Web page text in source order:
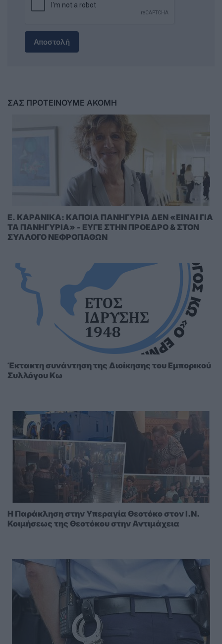
Αποστολή
ΣΑΣ ΠΡΟΤΕΙΝΟΥΜΕ ΑΚΟΜΗ
E. KAΡΑΝΙΚΑ: ΚΑΠΟΙΑ ΠΑΝΗΓΥΡΙΑ ΔΕΝ «ΕΙΝΑΙ ΓΙΑ
ΤΑ ΠΑΝΗΓΥΡΙΑ» - ΕΥΓΕ ΣΤΗΝ ΠΡΟΕΔΡΟ & ΣΤΟΝ
ΣΥΛΛΟΓΟ ΝΕΦΡΟΠΑΘΩΝ
Έκτακτη συνάντηση της Διοίκησης του Εμπορικού
Συλλόγου Κω
Η Παράκληση στην Υπεραγία Θεοτόκο στoν I.N.
Κοιμήσεως της Θεοτόκου στην Αντιμάχεια